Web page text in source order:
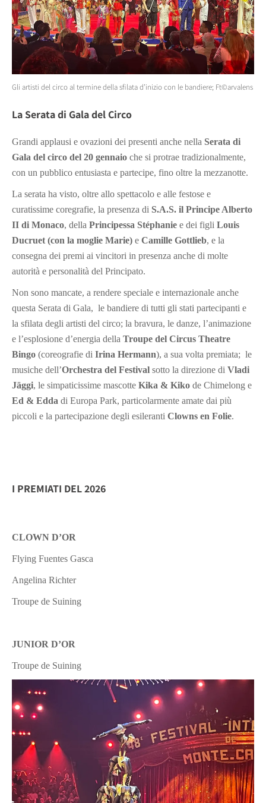
Gli artisti del circo al termine della sfilata d’inizio con le bandiere; Ft©arvalens
La Serata di Gala del Circo
Grandi applausi e ovazioni dei presenti anche nella Serata di
Gala del circo del 20 gennaio che si protrae tradizionalmente,
con un pubblico entusiasta e partecipe, fino oltre la mezzanotte.
La serata ha visto, oltre allo spettacolo e alle festose e
curatissime coregrafie, la presenza di S.A.S. il Principe Alberto
II di Monaco, della Principessa Stéphanie e dei figli Louis
Ducruet (con la moglie Marie) e Camille Gottlieb, e la
consegna dei premi ai vincitori in presenza anche di molte
autorità e personalità del Principato.
Non sono mancate, a rendere speciale e internazionale anche
questa Serata di Gala, le bandiere di tutti gli stati partecipanti e
la sfilata degli artisti del circo; la bravura, le danze, l’animazione
e l’esplosione d’energia della Troupe del Circus Theatre
Bingo (coreografie di Irina Hermann), a sua volta premiata; le
musiche dell’Orchestra del Festival sotto la direzione di Vladi
Jäggi, le simpaticissime mascotte Kika & Kiko de Chimelong e
Ed & Edda di Europa Park, particolarmente amate dai più
piccoli e la partecipazione degli esileranti Clowns en Folie.
I PREMIATI DEL 2026
CLOWN D’OR
Flying Fuentes Gasca
Angelina Richter
Troupe de Suining
JUNIOR D’OR
Troupe de Suining